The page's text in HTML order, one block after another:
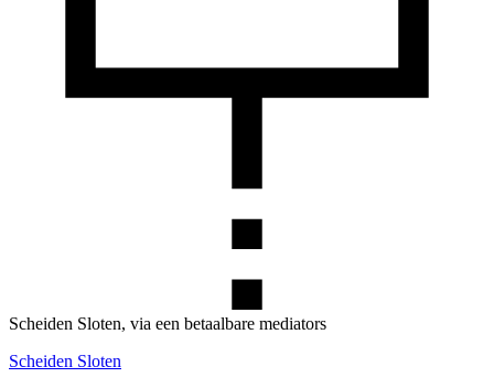
Scheiden Sloten, via een betaalbare mediators
Scheiden Sloten